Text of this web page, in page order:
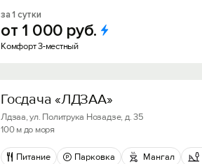
за 1 сутки
от 1 000 руб.
Комфорт 3-местный
Госдача «ЛДЗАА»
Лдзаа, ул. Политрука Нозадзе, д. 35
100 м до моря
Питание Парковка Мангал